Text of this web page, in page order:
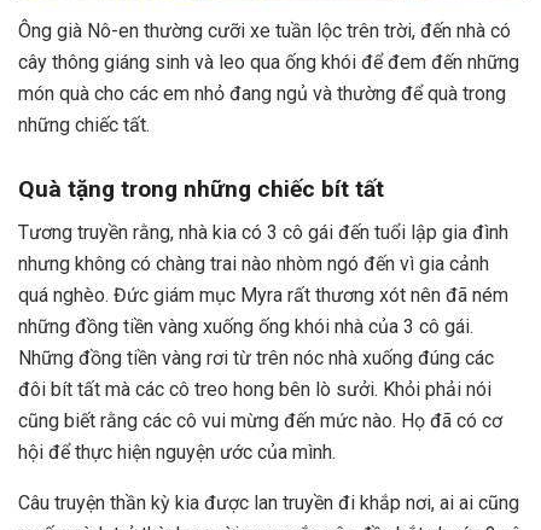
Ông già Nô-en thường cưỡi xe tuần lộc trên trời, đến nhà có
cây thông giáng sinh và leo qua ống khói để đem đến những
món quà cho các em nhỏ đang ngủ và thường để quà trong
những chiếc tất.
Quà tặng trong những chiếc bít tất
Tương truyền rằng, nhà kia có 3 cô gái đến tuổi lập gia đình
nhưng không có chàng trai nào nhòm ngó đến vì gia cảnh
quá nghèo. Đức giám mục Myra rất thương xót nên đã ném
những đồng tiền vàng xuống ống khói nhà của 3 cô gái.
Những đồng tiền vàng rơi từ trên nóc nhà xuống đúng các
đôi bít tất mà các cô treo hong bên lò sưởi. Khỏi phải nói
cũng biết rằng các cô vui mừng đến mức nào. Họ đã có cơ
hội để thực hiện nguyện ước của mình.
Câu truyện thần kỳ kia được lan truyền đi khắp nơi, ai ai cũng